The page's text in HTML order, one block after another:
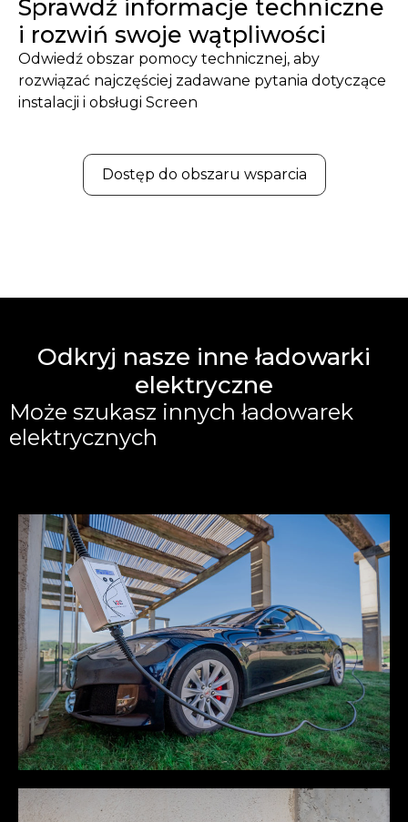
Sprawdź informacje techniczne
i rozwiń swoje wątpliwości
Odwiedź obszar pomocy technicznej, aby
rozwiązać najczęściej zadawane pytania dotyczące
instalacji i obsługi Screen
Dostęp do obszaru wsparcia
Odkryj nasze inne ładowarki
elektryczne
Może szukasz innych ładowarek
elektrycznych